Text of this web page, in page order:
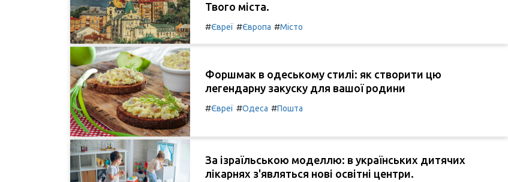
Твого міста.
#Євреї #Європа #Місто
Форшмак в одеському стилі: як створити цю
легендарну закуску для вашої родини
#Євреї #Одеса #Пошта
За ізраїльською моделлю: в українських дитячих
лікарнях з'являться нові освітні центри.